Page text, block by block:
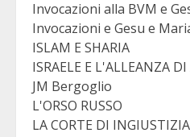
Invocazioni alla BVM e
Invocazioni e Gesu e
ISLAM E SHARIA
ISRAELE E L'ALLEANZA
JM Bergoglio
L'ORSO RUSSO
LA CORTE DI